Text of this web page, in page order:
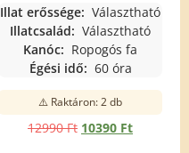
Értékelés:
5.00
/ 5
Illat erőssége: Választható
Illatcsalád: Választható
Kanóc: Ropogós fa
Égési idő: 60 óra
⚠️ Raktáron: 2 db
12990Ft 10390 Ft